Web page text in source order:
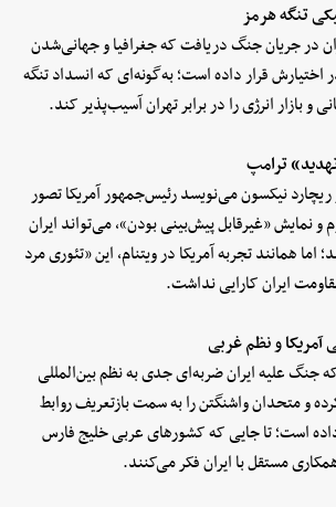
در جریان جنگ دریافت که جغرافیا و جهانی‌شدن
قرار داده است؛ به‌گونه‌ای که انسداد تنگه
و بازار انرژی را در برابر تهران آسیب‌پذیر کند.
ریچارد نیکسون می‌نویسد رئیس‌جمهور آمریکا تصور
نمایش «غیرقابل پیش‌بینی بودن»، می‌تواند ایران
اما همانند تجربه آمریکا در ویتنام، این «تئوری مرد
ایران کارایی نداشت.
جنگ علیه ایران ضربه‌ای جدی به نظم بین‌المللی
و متحدان واشنگتن را به سمت بازتعریف روابط
است؛ تا جایی که کشورهای عربی خلیج فارس
مستقل با ایران فکر می‌کنند.